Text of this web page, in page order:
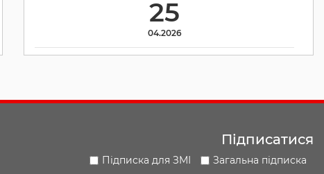
25
04.2026
Підписатися
Підписка для ЗМІ Загальна підписка